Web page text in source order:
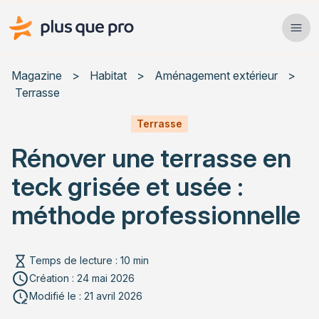
Plus que pro Mag'
Habitat
Actualités
Rechercher un article
Magazine > Habitat > Aménagement extérieur
>
Terrasse
Terrasse
Rénover une terrasse en
teck grisée et usée :
méthode professionnelle
Temps de lecture : 10 min
Création : 24 mai 2026
Modifié le : 21 avril 2026